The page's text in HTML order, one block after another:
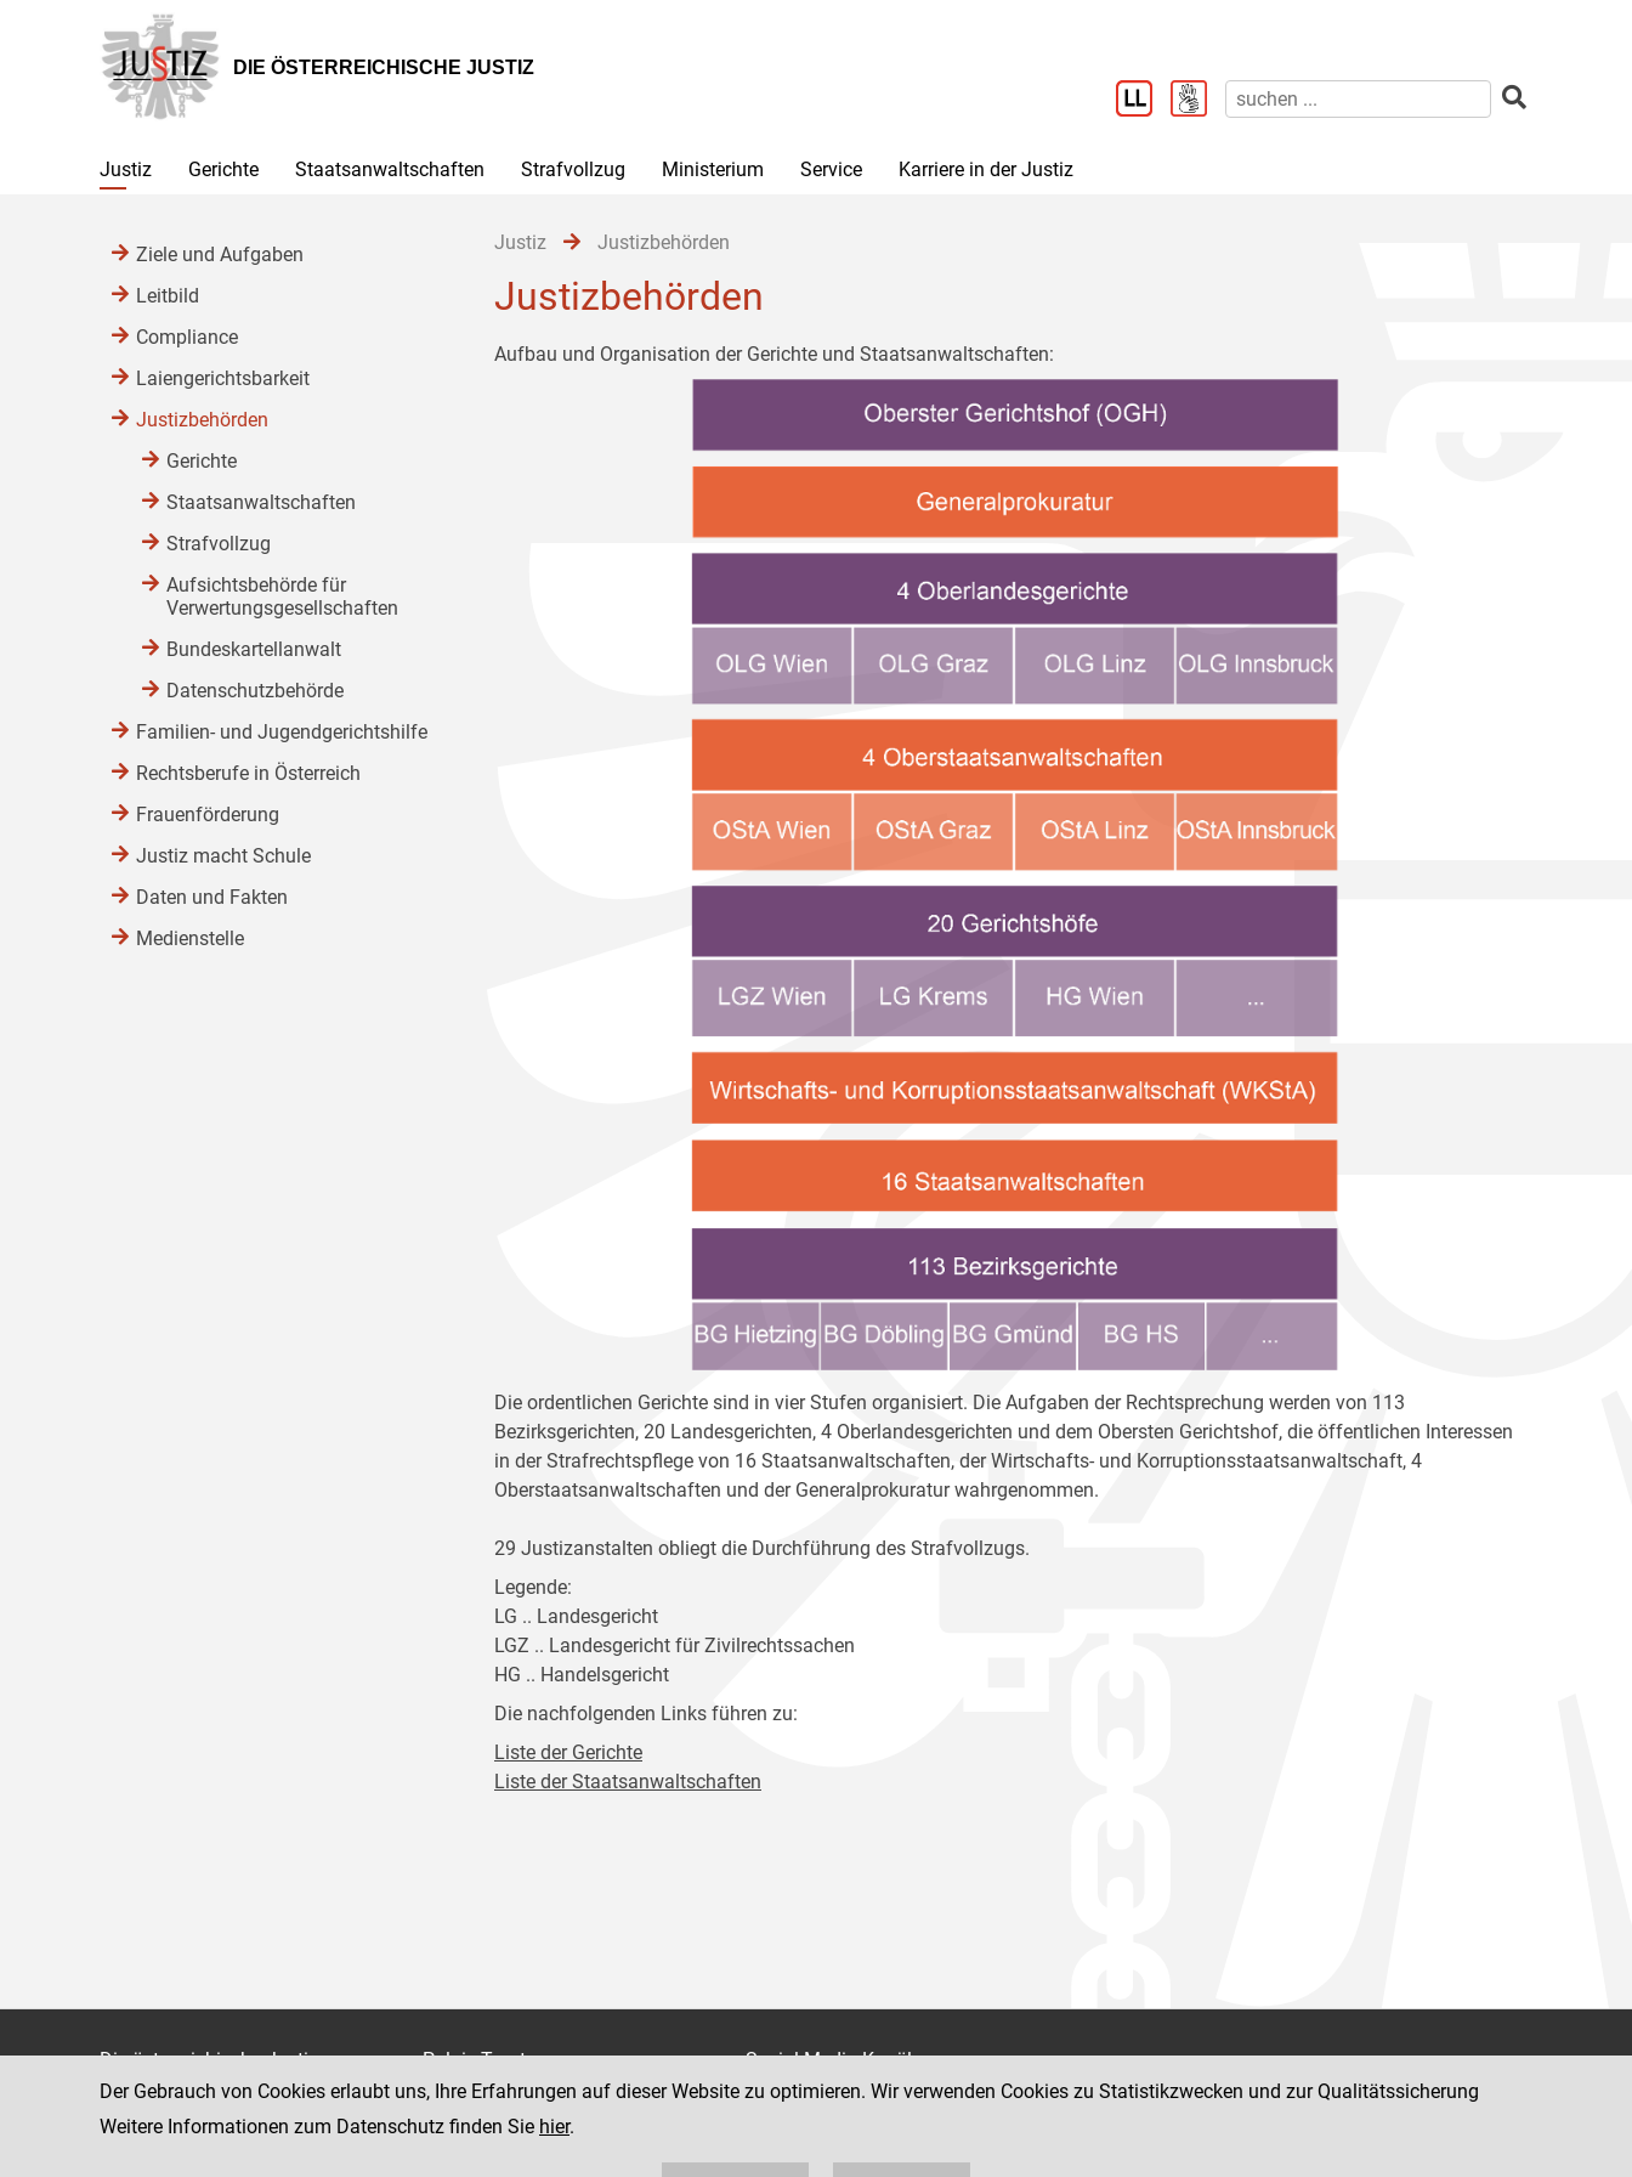
Hauptnavigation
[1]
Inhalt
[2]
Untermenü
[3]
DIE ÖSTERREICHISCHE JUSTIZ
Justiz Gerichte Staatsanwaltschaften Strafvollzug Ministerium Service Karriere in der Justiz
Justiz Justizbehörden
Justizbehörden
Aufbau und Organisation der Gerichte und Staatsanwaltschaften:
Die ordentlichen Gerichte sind in vier Stufen organisiert. Die Aufgaben der Rechtsprechung werden von 113
Bezirksgerichten, 20 Landesgerichten, 4 Oberlandesgerichten und dem Obersten Gerichtshof, die öffentlichen Interessen
in der Strafrechtspflege von 16 Staatsanwaltschaften, der Wirtschafts- und Korruptionsstaatsanwaltschaft, 4
Oberstaatsanwaltschaften und der Generalprokuratur wahrgenommen.
29 Justizanstalten obliegt die Durchführung des Strafvollzugs.
Legende:
LG .. Landesgericht
LGZ .. Landesgericht für Zivilrechtssachen
HG .. Handelsgericht
Die nachfolgenden Links führen zu:
Liste der Gerichte
Liste der Staatsanwaltschaften
Ziele und Aufgaben
Leitbild
Compliance
Laiengerichtsbarkeit
Justizbehörden
Gerichte
Staatsanwaltschaften
Strafvollzug
Aufsichtsbehörde für
Verwertungsgesellschaften
Bundeskartellanwalt
Datenschutzbehörde
Familien- und Jugendgerichtshilfe
Rechtsberufe in Österreich
Frauenförderung
Justiz macht Schule
Daten und Fakten
Medienstelle
Die österreichische Justiz
Bundesministerium für Justiz
justiz.gv.at
Palais Trautson
Museumstraße 7
1070 Wien
Social Media Kanäle
der Justiz und des BMJ
Der Gebrauch von Cookies erlaubt uns, Ihre Erfahrungen auf dieser Website zu optimieren. Wir verwenden Cookies zu Statistikzwecken und zur Qualitätssicherung
Weitere Informationen zum Datenschutz finden Sie hier.